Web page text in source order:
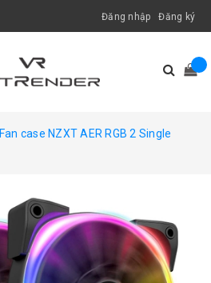
Đăng nhập Đăng ký
Fan case NZXT AER RGB 2 Single